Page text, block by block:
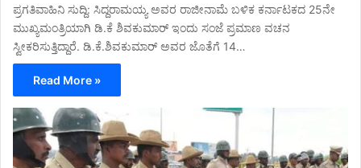
ಪ್ರಗತಿವಾಹಿನಿ ಸುದ್ದಿ: ಸಿದ್ದರಾಮಯ್ಯ ಅವರ ರಾಜೀನಾಮೆ ಬಳಿಕ ಕರ್ನಾಟಕದ 25ನೇ
ಮುಖ್ಯಮಂತ್ರಿಯಾಗಿ ಡಿ.ಕೆ ಶಿವಕುಮಾರ್ ಇಂದು ಸಂಜೆ ಪ್ರಮಾಣ ವಚನ
ಸ್ವೀಕರಿಸುತ್ತಿದ್ದಾರೆ. ಡಿ.ಕೆ.ಶಿವಕುಮಾರ್ ಅವರ ಜೊತೆಗೆ 14…
Read More »